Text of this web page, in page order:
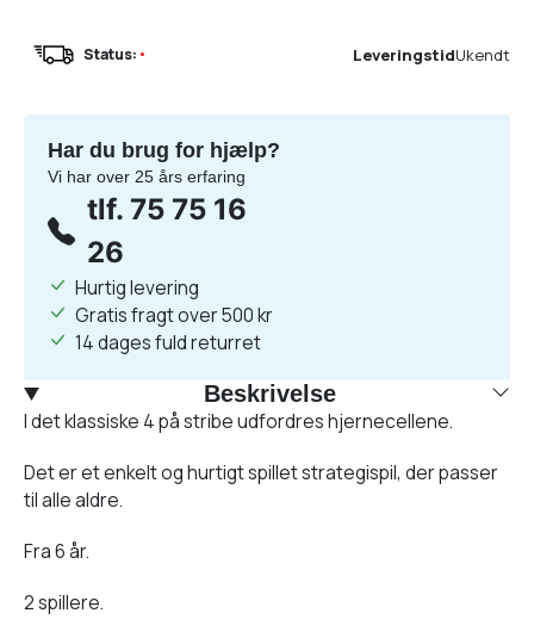
Status: • LeveringstidUkendt
Har du brug for hjælp?
Vi har over 25 års erfaring
tlf. 75 75 16
26
Hurtig levering
Gratis fragt over 500 kr
14 dages fuld returret
Beskrivelse
I det klassiske 4 på stribe udfordres hjernecellene.
Det er et enkelt og hurtigt spillet strategispil, der passer
til alle aldre.
Fra 6 år.
2 spillere.